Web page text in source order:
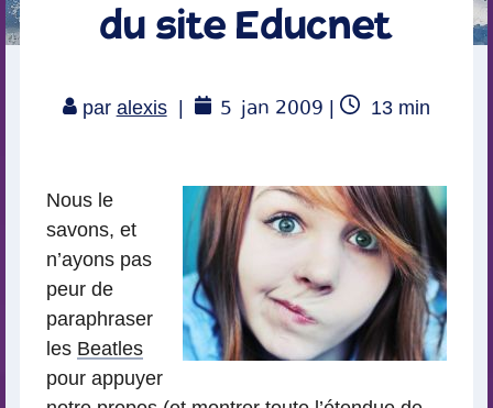
du site Educnet
par alexis 5 jan 2009 |
Temps
13 min
Nous le
savons, et
n’ayons pas
peur de
paraphraser
les Beatles
pour appuyer